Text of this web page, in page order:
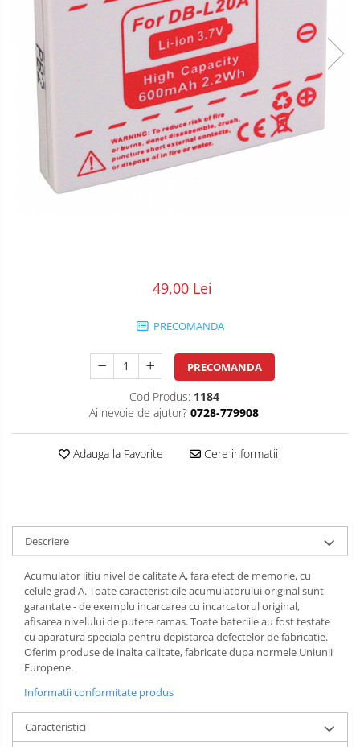
POS/Scanere coduri de bare
Scule electrice
Smartwatch
49,00 Lei
PRECOMANDA
PRECOMANDA
Cod Produs: 1184
Ai nevoie de ajutor? 0728-779908
Adauga la Favorite Cere informatii
Descriere
Acumulator litiu nivel de calitate A, fara efect de memorie, cu
celule grad A. Toate caracteristicile acumulatorului original sunt
garantate - de exemplu incarcarea cu incarcatorul original,
afisarea nivelului de putere ramas. Toate bateriile au fost testate
cu aparatura speciala pentru depistarea defectelor de fabricatie.
Oferim produse de inalta calitate, fabricate dupa normele Uniunii
Europene.
Informatii conformitate produs
Caracteristici